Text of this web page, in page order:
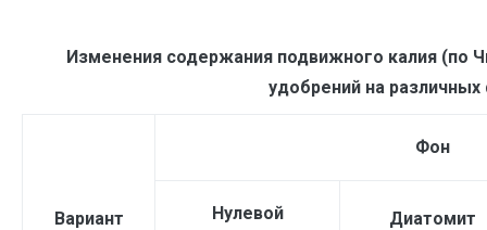
Изменения содержания подвижного калия (по
удобрений на
Вариант
Фон
Нулевой Диатомит